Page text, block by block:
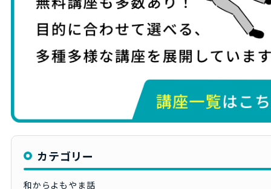
カテゴリー
和からよもやま話